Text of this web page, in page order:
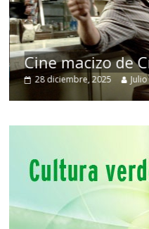
Cine macizo de
28 diciembre, 2025